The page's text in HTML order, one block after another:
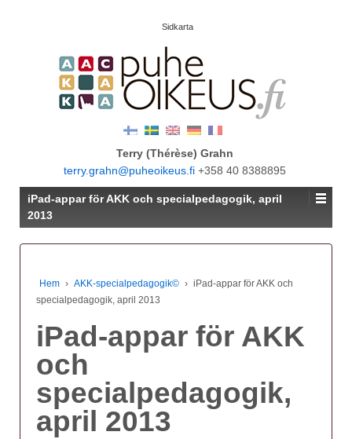
Sidkarta
Terry (Thérèse) Grahn
terry.grahn@puheoikeus.fi +358 40 8388895
iPad-appar för AKK och specialpedagogik, april
2013
Hem › AKK-specialpedagogik© › iPad-appar för AKK och
specialpedagogik, april 2013
iPad-appar för AKK
och
specialpedagogik,
april 2013